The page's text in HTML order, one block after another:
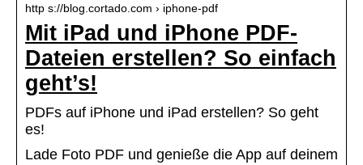
http s://blog.cortado.com › iphone-pdf
Mit iPad und iPhone PDF-
Dateien erstellen? So einfach
geht’s!
PDFs auf iPhone und iPad erstellen? So geht
es!
Lade Foto PDF und genieße die App auf deinem